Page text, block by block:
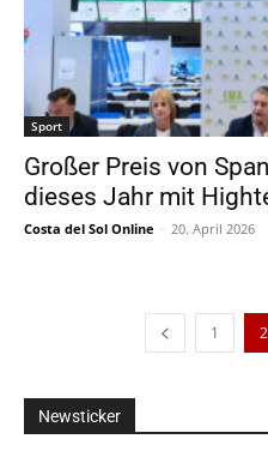
Sport
Großer Preis von
dieses Jahr mit
Costa del Sol Online - 20. April 2026
1 2
Newsticker